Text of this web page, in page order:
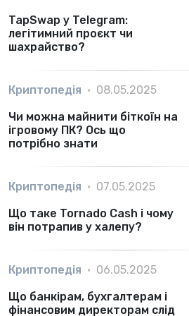
TapSwap у Telegram:
легітимний проєкт чи
шахрайство?
Криптопедія • 08.05.2025
Чи можна майнити біткоїн на
ігровому ПК? Ось що
потрібно знати
Криптопедія • 07.05.2025
Що таке Tornado Cash і чому
він потрапив у халепу?
Криптопедія • 06.05.2025
Що банкірам, бухгалтерам і
фінансовим директорам слід